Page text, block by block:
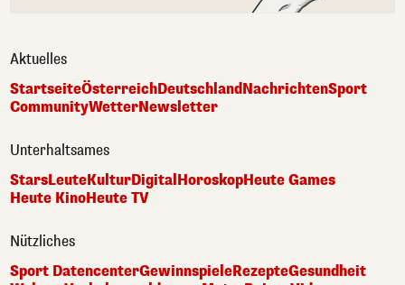
Aktuelles
StartseiteÖsterreichDeutschlandNachrichtenSport
CommunityWetterNewsletter
Unterhaltsames
StarsLeuteKulturDigital HoroskopHeute Games
Heute KinoHeute TV
Nützliches
Sport DatencenterGewinnspieleRezepteGesundheit